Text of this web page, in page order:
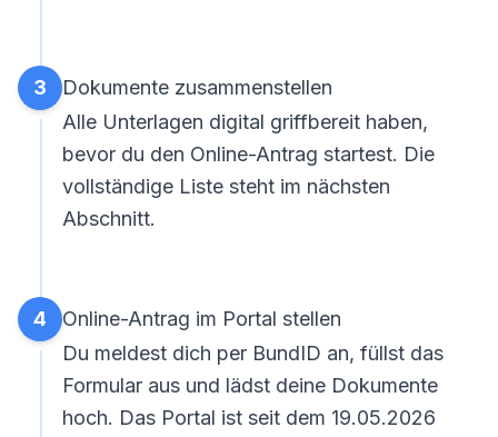
3
Dokumente zusammenstellen
Alle Unterlagen digital griffbereit haben,
bevor du den Online-Antrag startest. Die
vollständige Liste steht im nächsten
Abschnitt.
4
Online-Antrag im Portal stellen
Du meldest dich per BundID an, füllst das
Formular aus und lädst deine Dokumente
hoch. Das Portal ist seit dem 19.05.2026